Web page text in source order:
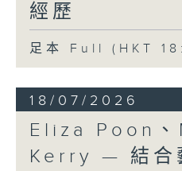
經歷
足本 Full (HKT
18/07/2026
Eliza Poon
Kerry — 結合